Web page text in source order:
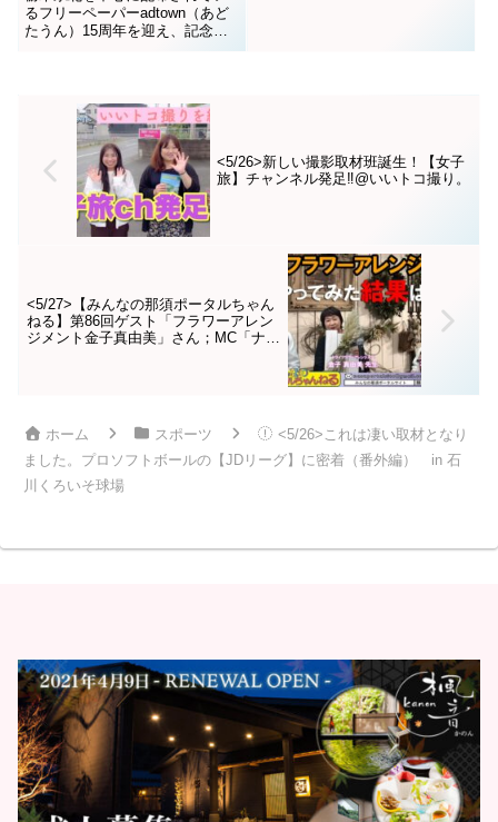
るフリーペーパーadtown（あど
たうん）15周年を迎え、記念に
作られた動画です。adtownの歴
グルメ（大家美智子）2020年12
月18日配信の「みんなの那須ポ
ータルちゃんねる」内で公開さ
れまし...
<5/26>新しい撮影取材班誕生！【女子
旅】チャンネル発足‼️@いいトコ撮り。
<5/27>【みんなの那須ポータルちゃん
ねる】第86回ゲスト「フラワーアレン
ジメント金子真由美」さん；MC「ナッ
ホーム スポーツ
<5/26>これは凄い取材となり
ました。プロソフトボールの【JDリーグ】に密着（番外編） in 石
川くろいそ球場